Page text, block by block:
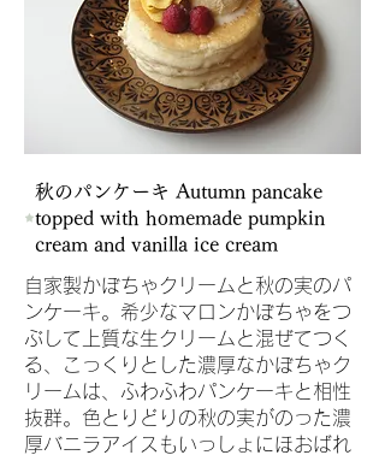
秋のパンケーキ Autumn pancake
topped with homemade pumpkin
cream and vanilla ice cream
自家製かぼちゃクリームと秋の実のパ
ンケーキ。希少なマロンかぼちゃをつ
ぶして上質な生クリームと混ぜてつく
る、こっくりとした濃厚なかぼちゃク
リームは、ふわふわパンケーキと相性
抜群。色とりどりの秋の実がのった濃
厚バニラアイスもいっしょにほおばれ